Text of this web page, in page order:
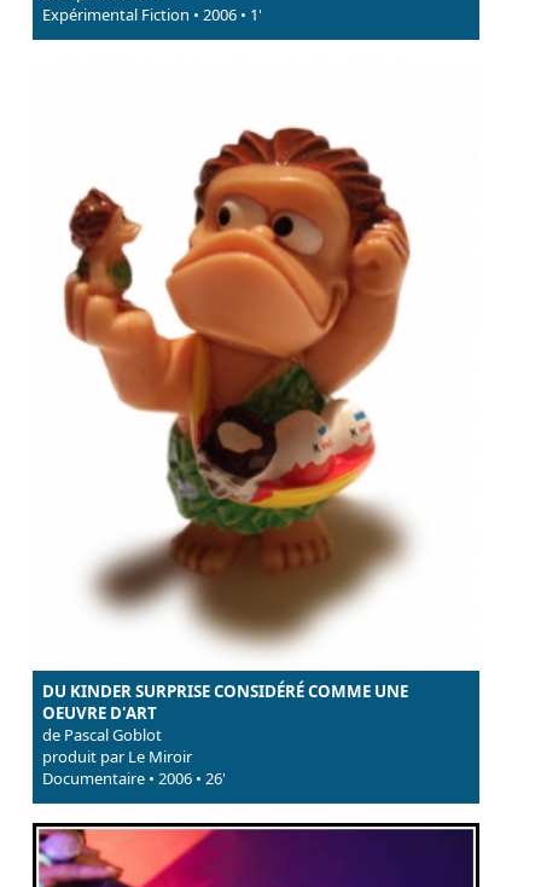
Expérimental Fiction • 2006 • 1'
DU KINDER SURPRISE CONSIDÉRÉ COMME UNE
OEUVRE D'ART
de Pascal Goblot
produit par Le Miroir
Documentaire • 2006 • 26'